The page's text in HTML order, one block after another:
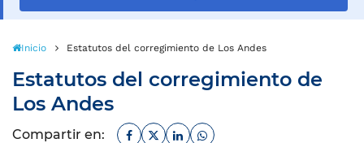
Inicio Estatutos del corregimiento de Los Andes
Estatutos del corregimiento de
Los Andes
Compartir en: Facebook
TwitterLinkedinWhatsapp